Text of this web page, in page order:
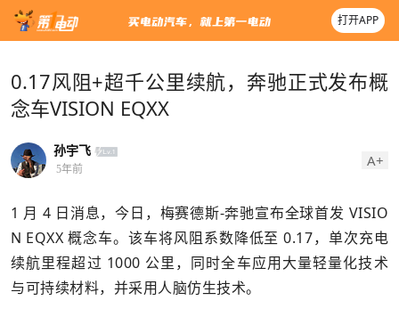
打开APP
0.17风阻+超千公里续航，奔驰正式发布概
念车VISION EQXX
孙宇飞
5年前 A+
1 月 4 日消息，今日，梅赛德斯-奔驰宣布全球首发 VISIO
N EQXX 概念车。该车将风阻系数降低至 0.17，单次充电
续航里程超过 1000 公里，同时全车应用大量轻量化技术
与可持续材料，并采用人脑仿生技术。